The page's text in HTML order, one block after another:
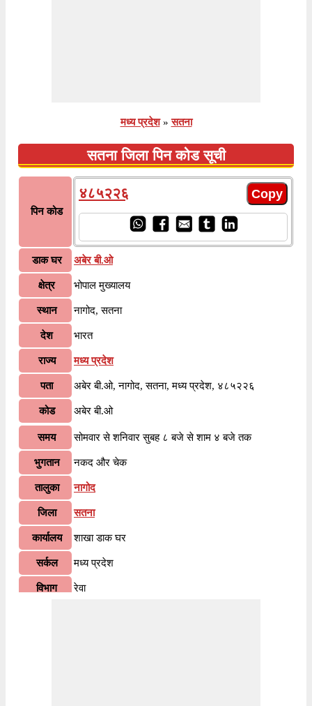
मध्य प्रदेश » सतना
सतना जिला पिन कोड सूची
पिन कोड
४८५२२६
डाक घर अबेर बी.ओ
क्षेत्र भोपाल मुख्यालय
स्थान नागोद, सतना
देश भारत
राज्य मध्य प्रदेश
पता अबेर बी.ओ, नागोद, सतना, मध्य प्रदेश, ४८५२२६
कोड अबेर बी.ओ
समय सोमवार से शनिवार सुबह ८ बजे से शाम ४ बजे तक
भुगतान नकद और चेक
तालुका नागोद
जिला सतना
कार्यालय शाखा डाक घर
सर्कल मध्य प्रदेश
विभाग रेवा